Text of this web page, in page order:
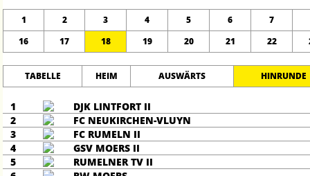
1 2 3 4 5 6
7
16
17 18 19 20 21 22
TABELLE HEIM AUSWÄRTS HINRUNDE
1
DJK LINTFORT II
2
FC NEUKIRCHEN-VLUYN
3
FC RUMELN II
4
GSV MOERS II
5
RUMELNER TV II